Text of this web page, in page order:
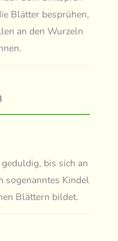
Blätter besprühen,
an den Wurzeln
bis sich an
sogenanntes Kindel
Blättern bildet.